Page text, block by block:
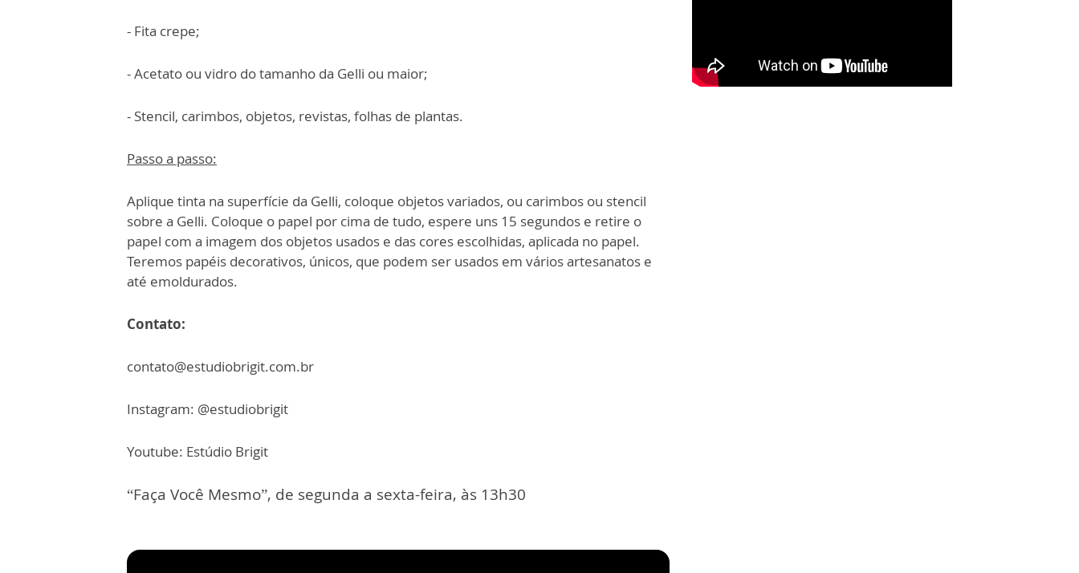
- Fita crepe;
- Acetato ou vidro do tamanho da Gelli ou maior;
- Stencil, carimbos, objetos, revistas, folhas de plantas.
Passo a passo:
Aplique tinta na superfície da Gelli, coloque objetos variados, ou carimbos ou stencil
sobre a Gelli. Coloque o papel por cima de tudo, espere uns 15 segundos e retire o
papel com a imagem dos objetos usados e das cores escolhidas, aplicada no papel.
Teremos papéis decorativos, únicos, que podem ser usados em vários artesanatos e
até emoldurados.
Contato:
contato@estudiobrigit.com.br
Instagram: @estudiobrigit
Youtube: Estúdio Brigit
“Faça Você Mesmo”, de segunda a sexta-feira, às 13h30